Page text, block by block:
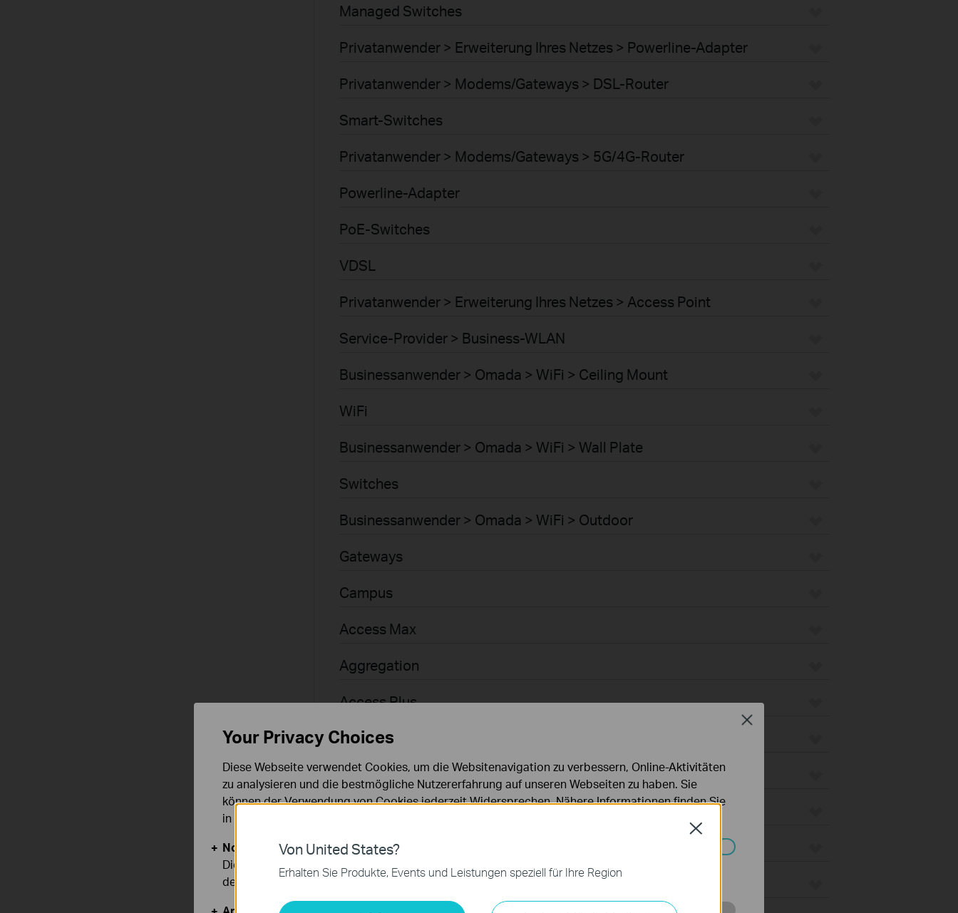
Managed Switches
Privatanwender > Erweiterung Ihres Netzes > Powerline-Adapter
Privatanwender > Modems/Gateways > DSL-Router
Smart-Switches
Privatanwender > Modems/Gateways > 5G/4G-Router
Powerline-Adapter
PoE-Switches
VDSL
Privatanwender > Erweiterung Ihres Netzes > Access Point
Service-Provider > Business-WLAN
Businessanwender > Omada > WiFi > Ceiling Mount
WiFi
Businessanwender > Omada > WiFi > Wall Plate
Switches
Businessanwender > Omada > WiFi > Outdoor
Gateways
Campus
Access Max
Aggregation
Access Plus
Access
Access Pro
Businessanwender > Omada > WiFi > GPON
Agile
Businessanwender > Omada > Router > Wired Gateways
Von United States?
Erhalten Sie Produkte, Events und Leistungen speziell für Ihre Region
Close
Your Privacy Choices
Diese Webseite verwendet Cookies, um die Websitenavigation zu verbessern, Online-Aktivitäten
zu analysieren und die bestmögliche Nutzererfahrung auf unseren Webseiten zu haben. Sie
können der Verwendung von Cookies jederzeit Widersprechen. Nähere Informationen finden Sie
in unseren
Notwendige Cookies
Diese Cookies sind zur Funktion der Website erforderlich und können in Ihren Systemen nicht
deaktiviert werden.
Close